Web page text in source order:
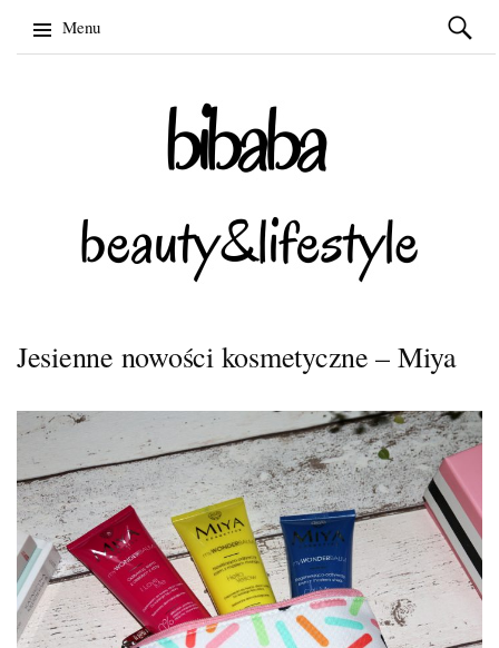
Menu
Szukaj:
Jesienne nowości kosmetyczne – Miya